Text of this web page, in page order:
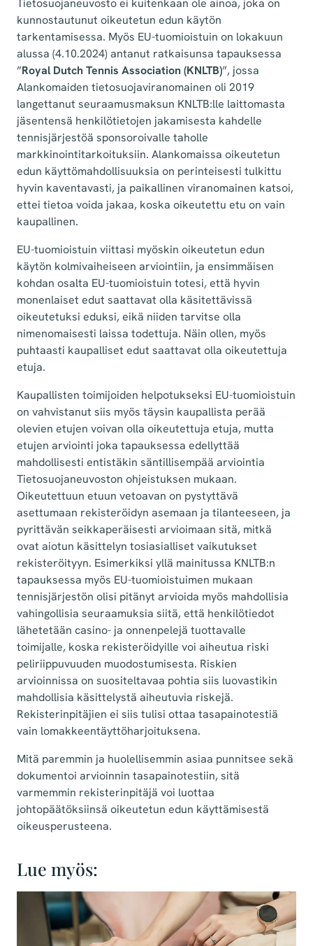
Tietosuojaneuvosto ei kuitenkaan ole ainoa, joka on
kunnostautunut oikeutetun edun käytön
tarkentamisessa. Myös EU-tuomioistuin on lokakuun
alussa (4.10.2024) antanut ratkaisunsa tapauksessa
”Royal Dutch Tennis Association (KNLTB)”, jossa
Alankomaiden tietosuojaviranomainen oli 2019
langettanut seuraamusmaksun KNLTB:lle laittomasta
jäsentensä henkilötietojen jakamisesta kahdelle
tennisjärjestöä sponsoroivalle taholle
markkinointitarkoituksiin. Alankomaissa oikeutetun
edun käyttömahdollisuuksia on perinteisesti tulkittu
hyvin kaventavasti, ja paikallinen viranomainen katsoi,
ettei tietoa voida jakaa, koska oikeutettu etu on vain
kaupallinen.
EU-tuomioistuin viittasi myöskin oikeutetun edun
käytön kolmivaiheiseen arviointiin, ja ensimmäisen
kohdan osalta EU-tuomioistuin totesi, että hyvin
monenlaiset edut saattavat olla käsitettävissä
oikeutetuksi eduksi, eikä niiden tarvitse olla
nimenomaisesti laissa todettuja. Näin ollen, myös
puhtaasti kaupalliset edut saattavat olla oikeutettuja
etuja.
Kaupallisten toimijoiden helpotukseksi EU-tuomioistuin
on vahvistanut siis myös täysin kaupallista perää
olevien etujen voivan olla oikeutettuja etuja, mutta
etujen arviointi joka tapauksessa edellyttää
mahdollisesti entistäkin säntillisempää arviointia
Tietosuojaneuvoston ohjeistuksen mukaan.
Oikeutettuun etuun vetoavan on pystyttävä
asettumaan rekisteröidyn asemaan ja tilanteeseen, ja
pyrittävän seikkaperäisesti arvioimaan sitä, mitkä
ovat aiotun käsittelyn tosiasialliset vaikutukset
rekisteröityyn. Esimerkiksi yllä mainitussa KNLTB:n
tapauksessa myös EU-tuomioistuimen mukaan
tennisjärjestön olisi pitänyt arvioida myös mahdollisia
vahingollisia seuraamuksia siitä, että henkilötiedot
lähetetään casino- ja onnenpelejä tuottavalle
toimijalle, koska rekisteröidyille voi aiheutua riski
peliriippuvuuden muodostumisesta. Riskien
arvioinnissa on suositeltavaa pohtia siis luovastikin
mahdollisia käsittelystä aiheutuvia riskejä.
Rekisterinpitäjien ei siis tulisi ottaa tasapainotestiä
vain lomakkeentäyttöharjoituksena.
Mitä paremmin ja huolellisemmin asiaa punnitsee sekä
dokumentoi arvioinnin tasapainotestiin, sitä
varmemmin rekisterinpitäjä voi luottaa
johtopäätöksiinsä oikeutetun edun käyttämisestä
oikeusperusteena.
Lue myös: